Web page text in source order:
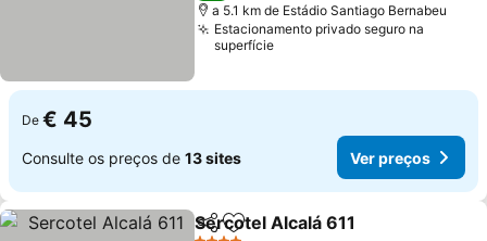
a 5.1 km de Estádio Santiago Bernabeu
Estacionamento privado seguro na
superfície
De € 45
Consulte os preços de 13 sites Ver preços
PartilharAdicionar aos favoritos
Sercotel Alcalá 611